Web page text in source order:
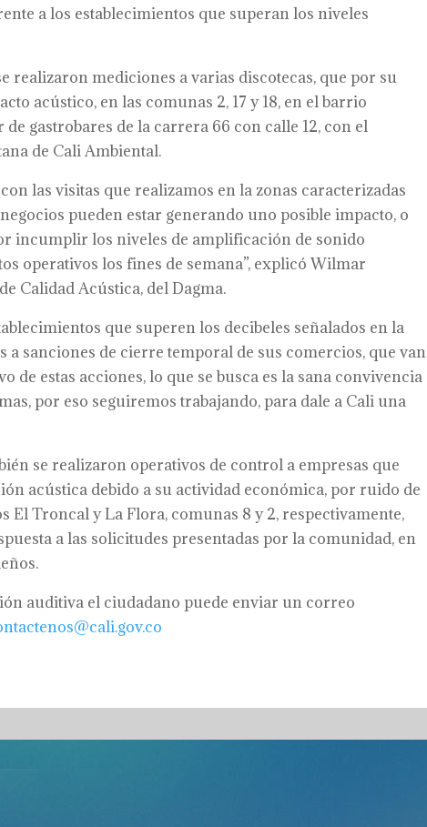
a los establecimientos que superan los niveles
realizaron mediciones a varias discotecas, que por su
acústico, en las comunas 2, 17 y 18, en el barrio
gastrobares de la carrera 66 con calle 12, con el
de Cali Ambiental.
las visitas que realizamos en la zonas caracterizadas
pueden estar generando uno posible impacto, o
incumplir los niveles de amplificación de sonido
operativos los fines de semana”, explicó Wilmar
Calidad Acústica, del Dagma.
que superen los decibeles señalados en la
sanciones de cierre temporal de sus comercios, que van
de estas acciones, lo que se busca es la sana convivencia
por eso seguiremos trabajando, para dale a Cali una
se realizaron operativos de control a empresas que
acústica debido a su actividad económica, por ruido de
Troncal y La Flora, comunas 8 y 2, respectivamente,
a las solicitudes presentadas por la comunidad, en
auditiva el ciudadano puede enviar un correo